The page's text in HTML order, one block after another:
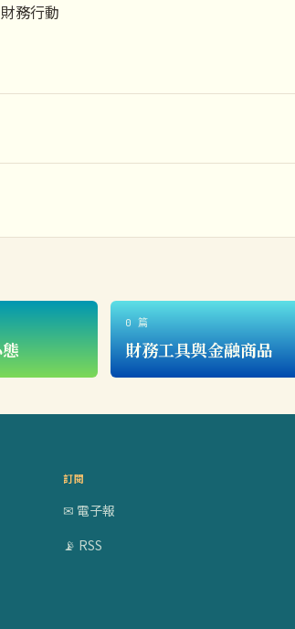
務行動
0 篇
財務工具與金融商品
訂閱
✉ 電子報
📡 RSS